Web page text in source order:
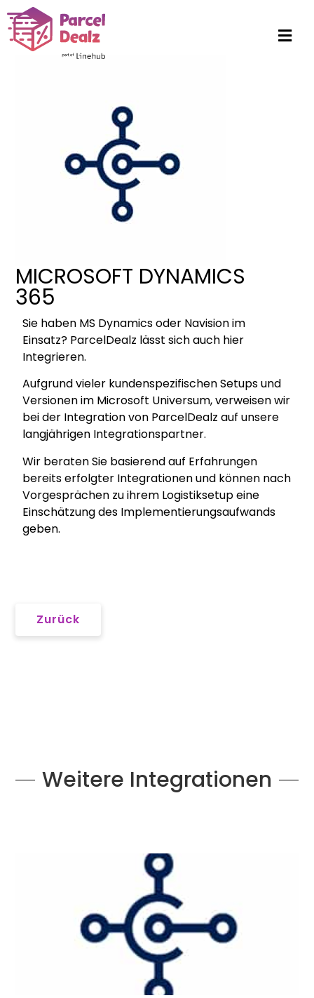
MICROSOFT DYNAMICS
365
Sie haben MS Dynamics oder Navision im
Einsatz? ParcelDealz lässt sich auch hier
Integrieren.
Aufgrund vieler kundenspezifischen Setups und
Versionen im Microsoft Universum, verweisen wir
bei der Integration von ParcelDealz auf unsere
langjährigen Integrationspartner.
Wir beraten Sie basierend auf Erfahrungen
bereits erfolgter Integrationen und können nach
Vorgesprächen zu ihrem Logistiksetup eine
Einschätzung des Implementierungsaufwands
geben.
Zurück
Weitere Integrationen